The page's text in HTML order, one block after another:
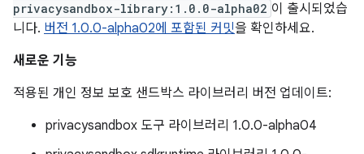
privacysandbox-library:1.0.0-alpha02 이 출시되었습
니다. 버전 1.0.0-alpha02에 포함된 커밋을 확인하세요.
새로운 기능
적용된 개인 정보 보호 샌드박스 라이브러리 버전 업데이트:
privacysandbox 도구 라이브러리 1.0.0-alpha04